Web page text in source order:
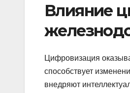
Влияние
Цифровизация
способствует
внедряют